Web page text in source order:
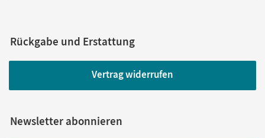
Rückgabe und Erstattung
Vertrag widerrufen
Newsletter abonnieren